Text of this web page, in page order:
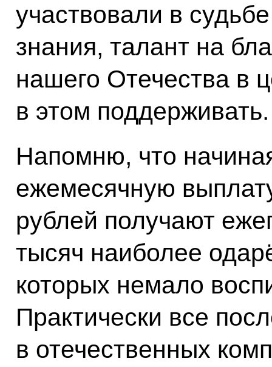
участвовали в
знания, талант на
нашего Отечества в
в этом поддерживать.
Напомню, что
ежемесячную
рублей получают
тысяч наиболее
которых немало
Практически все
в отечественных